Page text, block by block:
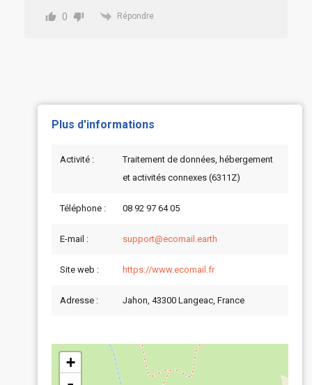
0 Répondre
Plus d'informations
Activité :
Traitement de données, hébergement
et activités connexes (6311Z)
Téléphone : 08 92 97 64 05
E-mail : support@ecomail.earth
Site web : https://www.ecomail.fr
Adresse : Jahon, 43300 Langeac, France
+